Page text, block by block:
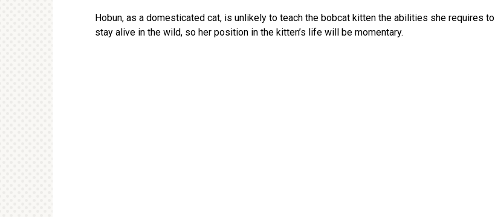
Hobun, as a domesticated cat, is unlikely to teach the bobcat kitten the abilities she requires to
stay alive in the wild, so her position in the kitten’s life will be momentary.